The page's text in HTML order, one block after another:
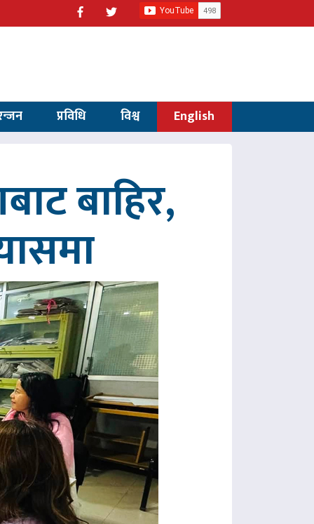
प्रविधि विश्व English
बाहिर,